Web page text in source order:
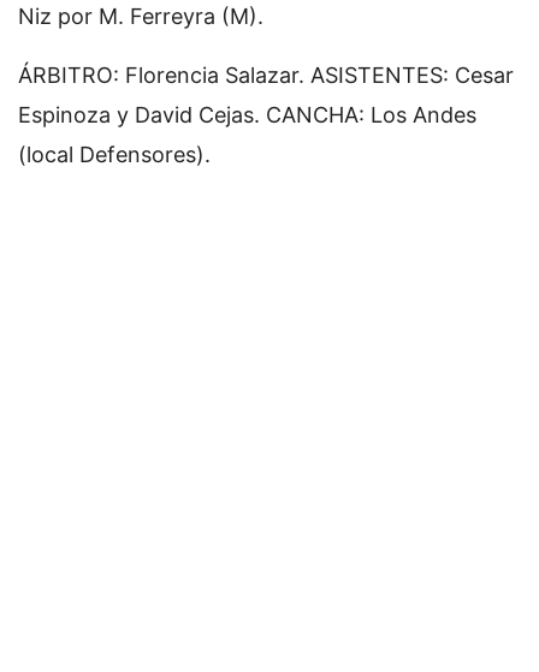
Niz por M. Ferreyra (M).
ÁRBITRO: Florencia Salazar. ASISTENTES: Cesar
Espinoza y David Cejas. CANCHA: Los Andes
(local Defensores).